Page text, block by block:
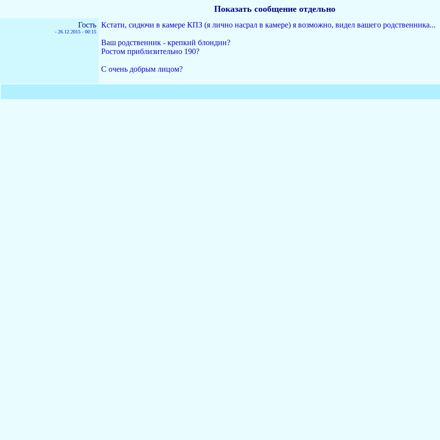
Показать сообщение отдельно
Гость
- 26.12.2015 - 00:15
Кстати, сидючи в камере КПЗ (я лично насрал в камере) я возможно, видел вашего родственника...
Ваш родственник - крепкий блондин?
Ростом приблизительно 190?
С очень добрым лицом?